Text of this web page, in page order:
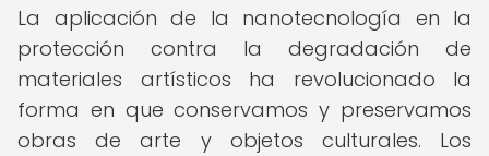
La aplicación de la nanotecnología en la
protección contra la degradación de
materiales artísticos ha revolucionado la
forma en que conservamos y preservamos
obras de arte y objetos culturales. Los